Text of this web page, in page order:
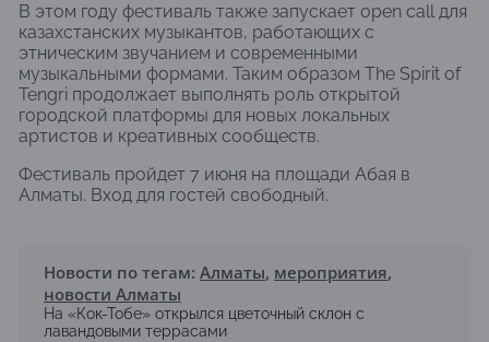
В этом году фестиваль также запускает open call для
казахстанских музыкантов, работающих с
этническим звучанием и современными
музыкальными формами. Таким образом The Spirit of
Tengri продолжает выполнять роль открытой
городской платформы для новых локальных
артистов и креативных сообществ.
Фестиваль пройдет 7 июня на площади Абая в
Алматы. Вход для гостей свободный.
Новости по тегам: Алматы, мероприятия,
новости Алматы
На «Кок-Тобе» открылся цветочный склон с
лавандовыми террасами